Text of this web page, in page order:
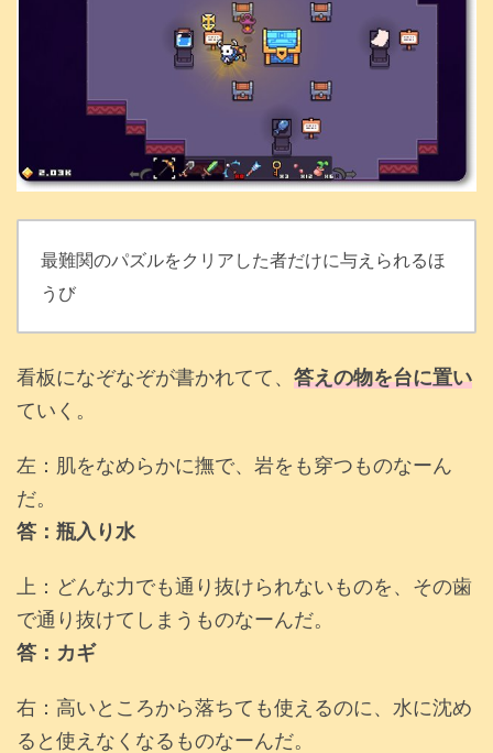
最難関のパズルをクリアした者だけに与えられるほ
うび
看板になぞなぞが書かれてて、 答えの物を台に置い
ていく。
左：肌をなめらかに撫で、岩をも穿つものなーん
だ。
答：瓶入り水
上：どんな力でも通り抜けられないものを、その歯
で通り抜けてしまうものなーんだ。
答：カギ
右：高いところから落ちても使えるのに、水に沈め
ると使えなくなるものなーんだ。